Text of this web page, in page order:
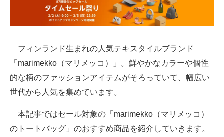
ビジネスと働き方のヒント
AI活用のいまが分かる
企業ITのトレンドを詳説
経営リーダーのコミュニティ
マーケ×ITの今がよく分かる
ITエンジニア向け専門サイト
企業向けIT製品の総合サイト
フィンランド生まれの人気テキスタイルブランド
「marimekko（マリメッコ）」。鮮やかなカラーや個性
的な柄のファッションアイテムがそろっていて、幅広い
世代から人気を集めています。
本記事ではセール対象の「marimekko（マリメッコ）
のトートバッグ」のおすすめ商品を紹介していきます。